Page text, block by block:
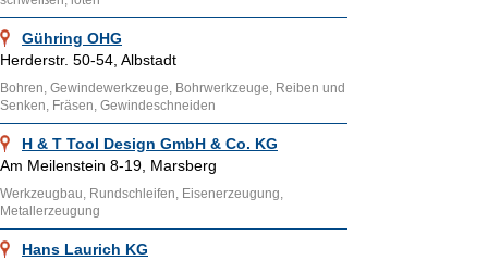
Gühring OHG
Herderstr. 50-54, Albstadt
Bohren, Gewindewerkzeuge, Bohrwerkzeuge, Reiben und
Senken, Fräsen, Gewindeschneiden
H & T Tool Design GmbH & Co. KG
Am Meilenstein 8-19, Marsberg
Werkzeugbau, Rundschleifen, Eisenerzeugung,
Metallerzeugung
Hans Laurich KG